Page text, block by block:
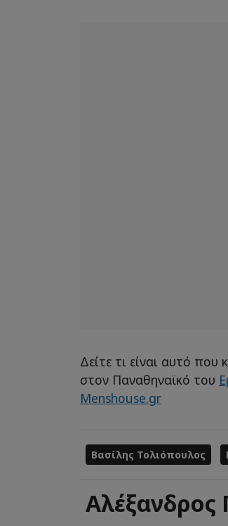
Δείτε τι είναι αυτό
στον Παναθηναϊκό του
Menshouse.gr
Βασίλης Τολιόπουλος
Αλέξανδρος